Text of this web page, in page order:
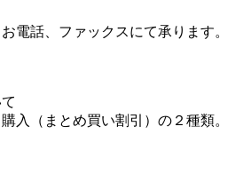
電話、ファックスにて承ります。
入（まとめ買い割引）の２種類。